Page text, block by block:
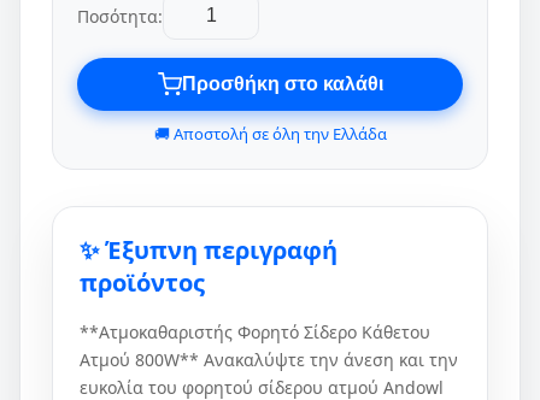
Ποσότητα:
Προσθήκη στο καλάθι
🚚 Αποστολή σε όλη την Ελλάδα
✨ Έξυπνη περιγραφή
προϊόντος
**Ατμοκαθαριστής Φορητό Σίδερο Κάθετου
Ατμού 800W** Ανακαλύψτε την άνεση και την
ευκολία του φορητού σίδερου ατμού Andowl